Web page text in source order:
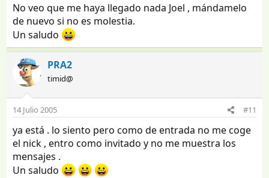
No veo que me haya llegado nada Joel , mándamelo
de nuevo si no es molestia.
Un saludo
PRA2
timid@
14 Julio 2005 #11
ya está . lo siento pero como de entrada no me coge
el nick , entro como invitado y no me muestra los
mensajes .
Un saludo